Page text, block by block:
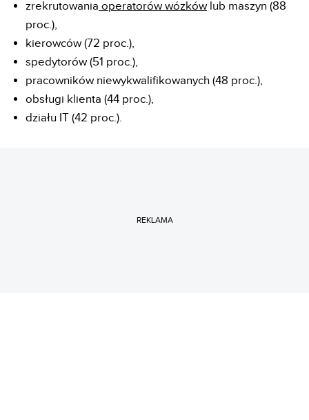
zrekrutowania operatorów wózkówlub maszyn (88
proc.),
kierowców (72 proc.),
spedytorów (51 proc.),
pracowników niewykwalifikowanych (48 proc.),
obsługi klienta (44 proc.),
działu IT (42 proc.).
REKLAMA